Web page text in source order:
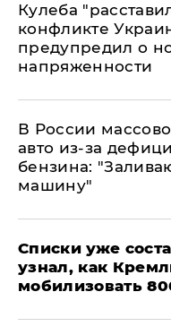
Кулеба
конфликте
предупредил о
напряженности
В России
авто из-за
бензина:
машину"
Списки уже
узнал, как
мобилизовать